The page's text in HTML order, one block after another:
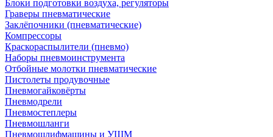
Блоки подготовки воздуха, регуляторы
Граверы пневматические
Заклёпочники (пневматические)
Компрессоры
Краскораспылители (пневмо)
Наборы пневмоинструмента
Отбойные молотки пневматические
Пистолеты продувочные
Пневмогайковёрты
Пневмодрели
Пневмостеплеры
Пневмошланги
Пневмошлифмашины и УШМ